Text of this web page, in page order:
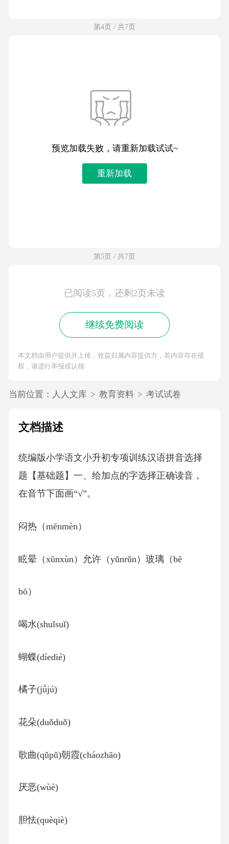
第4页 / 共7页
预览加载失败，请重新加载试试~
重新加载
第5页 / 共7页
已阅读5页，还剩2页未读
继续免费阅读
本文档由用户提供并上传，收益归属内容提供方，若内容存在侵
权，请进行举报或认领
当前位置： 人人文库 > 教育资料 > 考试试卷
文档描述
统编版小学语文小升初专项训练汉语拼音选择
题【基础题】一、给加点的字选择正确读音，
在音节下面画“√”。
闷热（mēnmèn）
眩晕（xūnxùn）允许（yǔnrǔn）玻璃（bē
bō）
喝水(shuǐsuǐ)
蝴蝶(díedié)
橘子(jǘjú)
花朵(duǒduǒ)
歌曲(qǔpǔ)朝霞(cháozhāo)
厌恶(wùè)
胆怯(quèqiè)